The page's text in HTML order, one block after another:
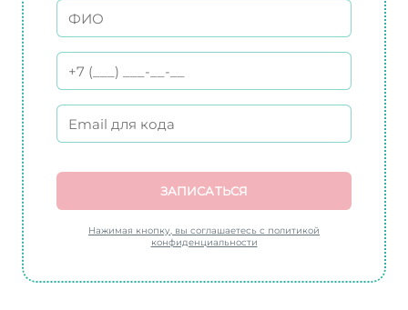
ЗАПИСАТЬСЯ
Нажимая кнопку, вы соглашаетесь с политикой
конфиденциальности